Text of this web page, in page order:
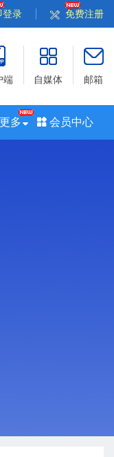
登录 免费注册
端 自媒体 邮箱
多 会员中心